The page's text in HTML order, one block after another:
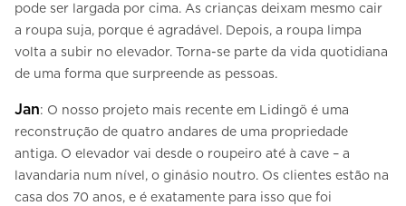
pode ser largada por cima. As crianças deixam mesmo cair
a roupa suja, porque é agradável. Depois, a roupa limpa
volta a subir no elevador. Torna-se parte da vida quotidiana
de uma forma que surpreende as pessoas.
Jan: O nosso projeto mais recente em Lidingö é uma
reconstrução de quatro andares de uma propriedade
antiga. O elevador vai desde o roupeiro até à cave – a
lavandaria num nível, o ginásio noutro. Os clientes estão na
casa dos 70 anos, e é exatamente para isso que foi